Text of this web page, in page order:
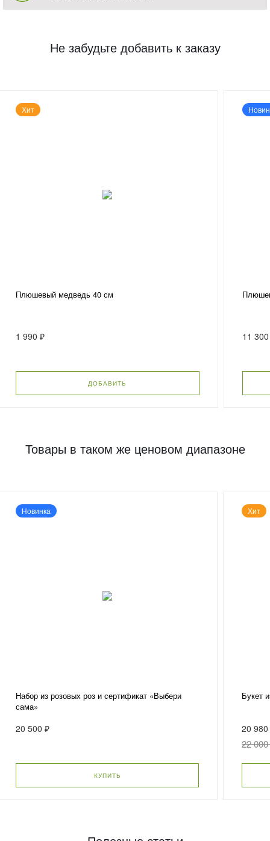
Не забудьте добавить к заказу
Хит
Плюшевый медведь 40 см
1 990 ₽
ДОБАВИТЬ
11
Товары в таком же ценовом диапазоне
Новинка
Набор из розовых роз и сертификат «Выбери
сама»
20 500 ₽
КУПИТЬ
Хит
Букет
20
22